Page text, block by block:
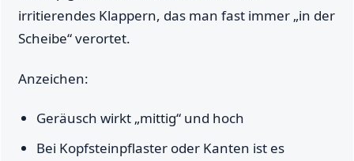
irritierendes Klappern, das man fast immer „in der
Scheibe“ verortet.
Anzeichen:
Geräusch wirkt „mittig“ und hoch
Bei Kopfsteinpflaster oder Kanten ist es